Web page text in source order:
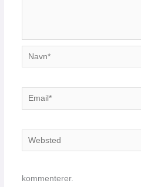
Navn*
Email*
Websted
kommenterer.